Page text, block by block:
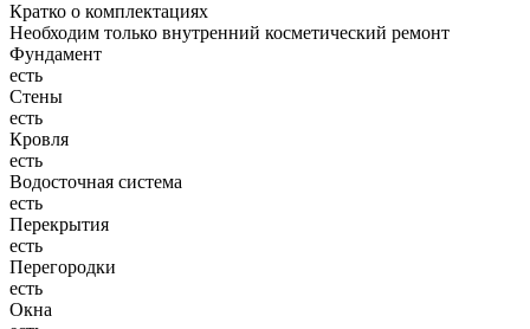
Кратко о комплектациях
Необходим только внутренний косметический ремонт
Фундамент
есть
Стены
есть
Кровля
есть
Водосточная система
есть
Перекрытия
есть
Перегородки
есть
Окна